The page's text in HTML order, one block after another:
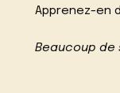
Apprenez-en
Beaucoup de